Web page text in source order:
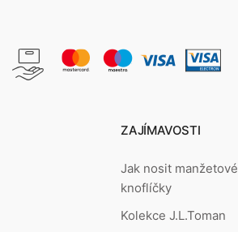
ZAJÍMAVOSTI
Jak nosit manžetové
knoflíčky
Kolekce J.L.Toman